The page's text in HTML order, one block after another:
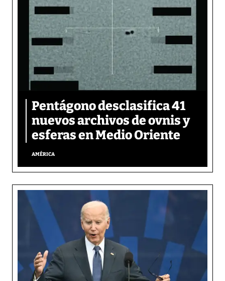
Pentágono desclasifica 41
nuevos archivos de ovnis y
esferas en Medio Oriente
AMÉRICA